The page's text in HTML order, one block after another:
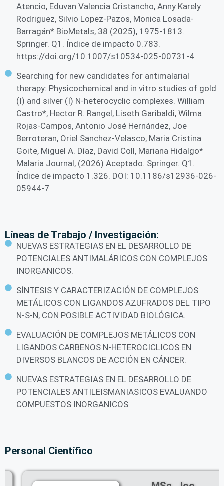
Atencio, Eduvan Valencia Cristancho, Anny Karely
Rodriguez, Silvio Lopez-Pazos, Monica Losada-
Barragán* BioMetals, 38 (2025), 1975-1813.
Springer. Q1. Índice de impacto 0.783.
https://doi.org/10.1007/s10534-025-00731-4
Searching for new candidates for antimalarial
therapy: Physicochemical and in vitro studies of gold
(I) and silver (I) N-heterocyclic complexes. William
Castro*, Hector R. Rangel, Liseth Garibaldi, Wilma
Rojas-Campos, Antonio José Hernández, Joe
Berroteran, Oriel Sanchez-Velasco, Maria Cristina
Goite, Miguel A. Díaz, David Coll, Mariana Hidalgo*
Malaria Journal, (2026) Aceptado. Springer. Q1.
Índice de impacto 1.326. DOI: 10.1186/s12936-026-
05944-7
Líneas de Trabajo / Investigación:
NUEVAS ESTRATEGIAS EN EL DESARROLLO DE
POTENCIALES ANTIMALÁRICOS CON COMPLEJOS
INORGANICOS.
SÍNTESIS Y CARACTERIZACIÓN DE COMPLEJOS
METÁLICOS CON LIGANDOS AZUFRADOS DEL TIPO
N-S-N, CON POSIBLE ACTIVIDAD BIOLÓGICA.
EVALUACIÓN DE COMPLEJOS METÁLICOS CON
LIGANDOS CARBENOS N-HETEROCICLICOS EN
DIVERSOS BLANCOS DE ACCIÓN EN CÁNCER.
NUEVAS ESTRATEGIAS EN EL DESARROLLO DE
POTENCIALES ANTILEISMANIASICOS EVALUANDO
COMPUESTOS INORGANICOS
Personal Científico